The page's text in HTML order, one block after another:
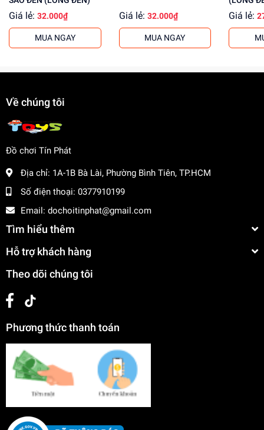
Giá lẻ: 32.000₫
MUA NGAY
Giá lẻ: 32.000₫
MUA NGAY
Giá lẻ:
Về chúng tôi
Đồ chơi Tín Phát
Địa chỉ: 1A-1B Bà Lài, Phường Bình Tiên, TP.HCM
Số điện thoại: 0377910199
Email: dochoitinphat@gmail.com
Tìm hiểu thêm
Hỗ trợ khách hàng
Theo dõi chúng tôi
Phương thức thanh toán